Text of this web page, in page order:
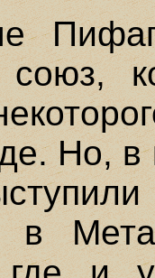
союз,
Но, в
в